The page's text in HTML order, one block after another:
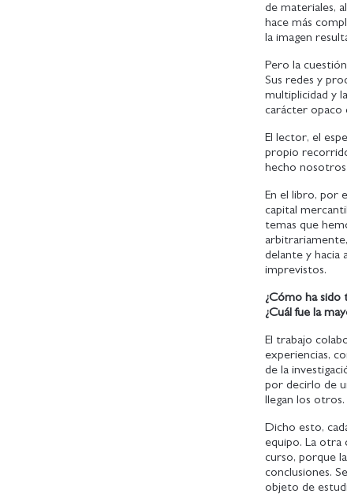
de materiales,
hace más
la imagen
Pero la
Sus redes y
multiplicidad y
carácter opaco
El lector, el
propio
hecho
En el libro, por
capital
temas que
delante y hacia
imprevistos.
¿Cómo ha sido
¿Cuál fue la
El trabajo
experiencias,
de la
por decirlo de
llegan los otros.
Dicho esto,
equipo. La otra
curso, porque
conclusiones.
objeto de